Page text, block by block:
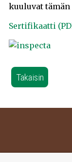
kuuluvat
Sertifikaatti
Takaisin